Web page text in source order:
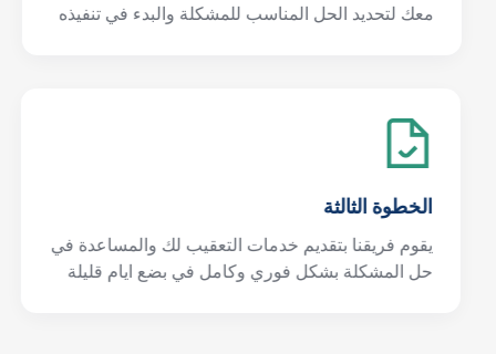
معك لتحديد الحل المناسب للمشكلة والبدء في تنفيذه
الخطوة الثالثة
يقوم فريقنا بتقديم خدمات التعقيب لك والمساعدة في
حل المشكلة بشكل فوري وكامل في بضع ايام قليلة